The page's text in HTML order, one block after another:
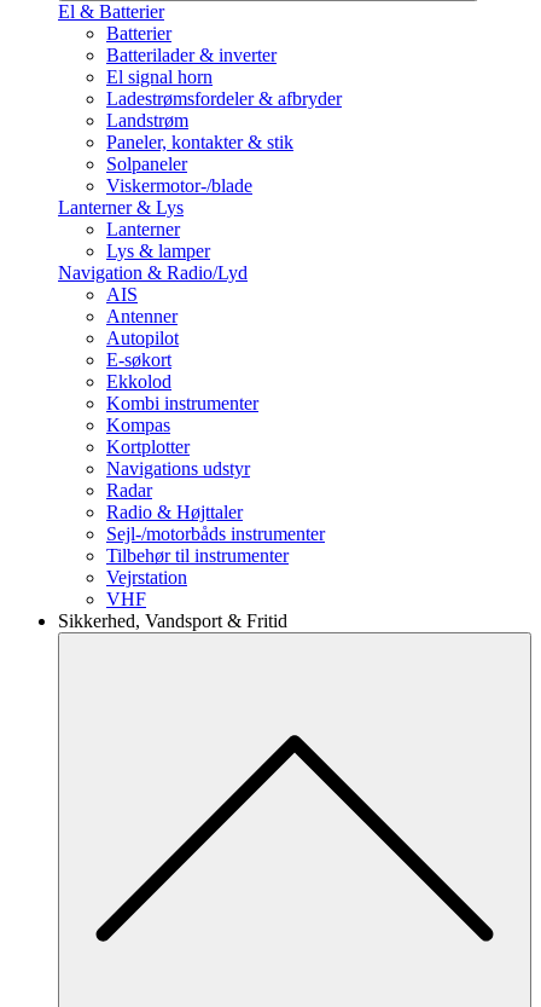
El & Batterier
Batterier
Batterilader & inverter
El signal horn
Ladestrømsfordeler & afbryder
Landstrøm
Paneler, kontakter & stik
Solpaneler
Viskermotor-/blade
Lanterner & Lys
Lanterner
Lys & lamper
Navigation & Radio/Lyd
AIS
Antenner
Autopilot
E-søkort
Ekkolod
Kombi instrumenter
Kompas
Kortplotter
Navigations udstyr
Radar
Radio & Højttaler
Sejl-/motorbåds instrumenter
Tilbehør til instrumenter
Vejrstation
VHF
Sikkerhed, Vandsport & Fritid